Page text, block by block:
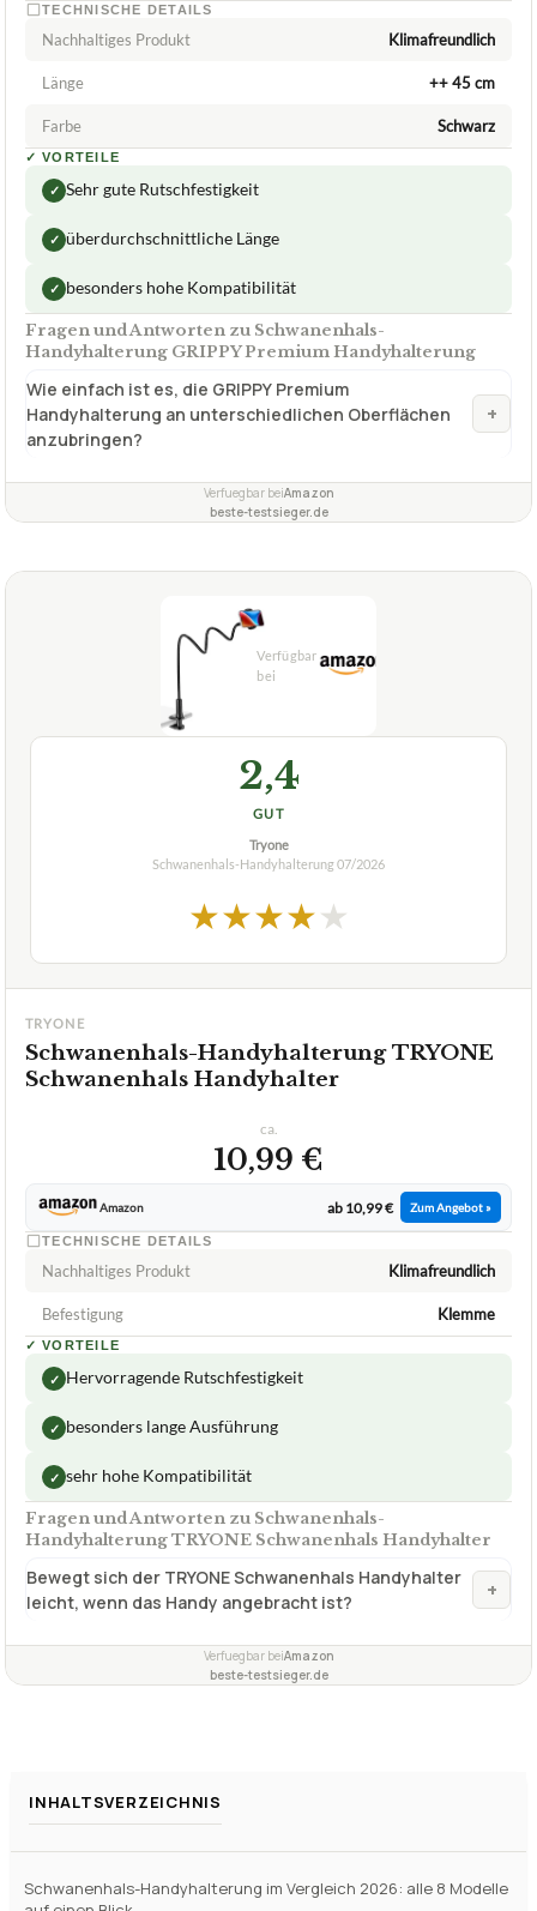
TECHNISCHE DETAILS
Nachhaltiges Produkt Klimafreundlich
Länge ++ 45 cm
Farbe Schwarz
✓ VORTEILE
✓ Sehr gute Rutschfestigkeit
✓ überdurchschnittliche Länge
✓ besonders hohe Kompatibilität
Fragen und Antworten zu Schwanenhals-
Handyhalterung GRIPPY Premium Handyhalterung
Wie einfach ist es, die GRIPPY Premium
Handyhalterung an unterschiedlichen Oberflächen
anzubringen?
+
Verfuegbar beiAmazon
beste-testsieger.de
2,4
GUT
Tryone
Schwanenhals-Handyhalterung07/2026
★★★★★
TRYONE
Schwanenhals-Handyhalterung TRYONE
Schwanenhals Handyhalter
ca.
10,99 €
Amazon ab 10,99 € Zum Angebot »
TECHNISCHE DETAILS
Nachhaltiges Produkt Klimafreundlich
Befestigung Klemme
✓ VORTEILE
✓ Hervorragende Rutschfestigkeit
✓ besonders lange Ausführung
✓ sehr hohe Kompatibilität
Fragen und Antworten zu Schwanenhals-
Handyhalterung TRYONE Schwanenhals Handyhalter
Bewegt sich der TRYONE Schwanenhals Handyhalter
leicht, wenn das Handy angebracht ist?
+
Verfuegbar beiAmazon
beste-testsieger.de
INHALTSVERZEICHNIS
Schwanenhals-Handyhalterung im Vergleich 2026: alle 8 Modelle